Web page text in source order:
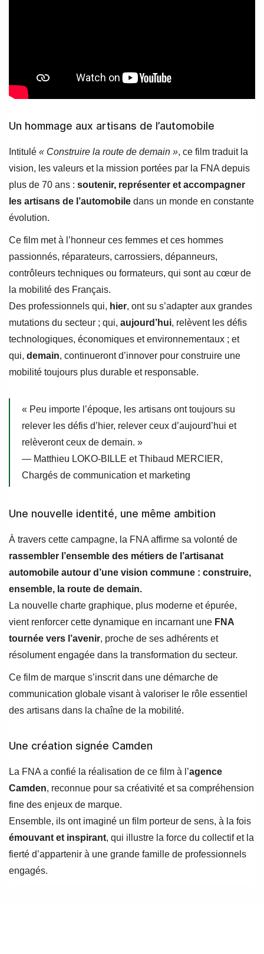
Un hommage aux artisans de l’automobile
Intitulé « Construire la route de demain », ce film traduit la
vision, les valeurs et la mission portées par la FNA depuis
plus de 70 ans : soutenir, représenter et accompagner
les artisans de l’automobile dans un monde en constante
évolution.
Ce film met à l’honneur ces femmes et ces hommes
passionnés, réparateurs, carrossiers, dépanneurs,
contrôleurs techniques ou formateurs, qui sont au cœur de
la mobilité des Français.
Des professionnels qui, hier, ont su s’adapter aux grandes
mutations du secteur ; qui, aujourd’hui, relèvent les défis
technologiques, économiques et environnementaux ; et
qui, demain, continueront d’innover pour construire une
mobilité toujours plus durable et responsable.
« Peu importe l’époque, les artisans ont toujours su
relever les défis d’hier, relever ceux d’aujourd’hui et
relèveront ceux de demain. »
— Matthieu LOKO-BILLE et Thibaud MERCIER,
Chargés de communication et marketing
Une nouvelle identité, une même ambition
À travers cette campagne, la FNA affirme sa volonté de
rassembler l’ensemble des métiers de l’artisanat
automobile autour d’une vision commune : construire,
ensemble, la route de demain.
La nouvelle charte graphique, plus moderne et épurée,
vient renforcer cette dynamique en incarnant une FNA
tournée vers l’avenir, proche de ses adhérents et
résolument engagée dans la transformation du secteur.
Ce film de marque s’inscrit dans une démarche de
communication globale visant à valoriser le rôle essentiel
des artisans dans la chaîne de la mobilité.
Une création signée Camden
La FNA a confié la réalisation de ce film à l’agence
Camden, reconnue pour sa créativité et sa compréhension
fine des enjeux de marque.
Ensemble, ils ont imaginé un film porteur de sens, à la fois
émouvant et inspirant, qui illustre la force du collectif et la
fierté d’appartenir à une grande famille de professionnels
engagés.